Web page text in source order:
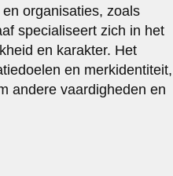
organisaties, zoals
specialiseert zich in het
en karakter. Het
en merkidentiteit,
andere vaardigheden en